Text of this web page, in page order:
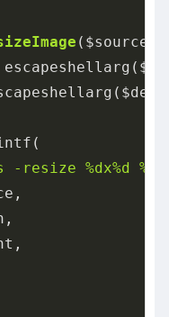
($source,
-resize %dx%d %s'